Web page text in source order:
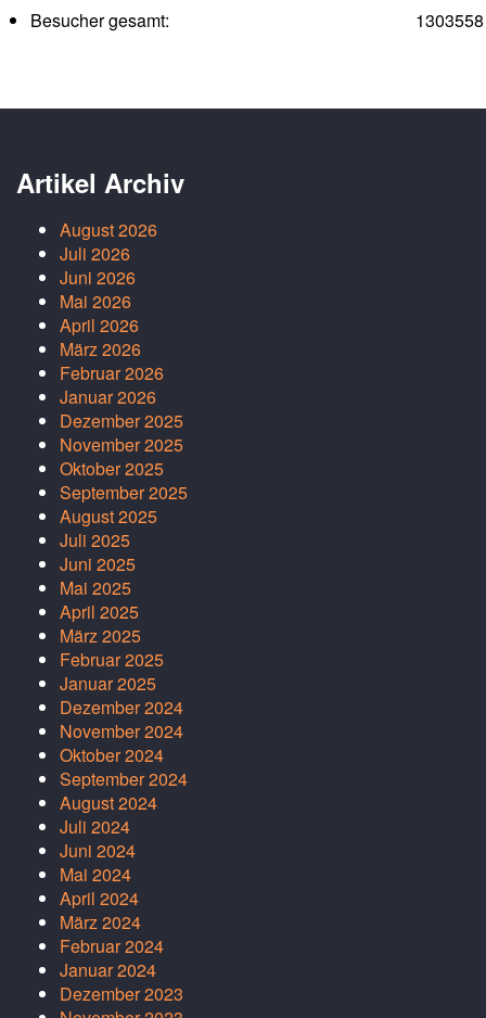
1303558
Besucher gesamt:
Artikel Archiv
August 2026
Juli 2026
Juni 2026
Mai 2026
April 2026
März 2026
Februar 2026
Januar 2026
Dezember 2025
November 2025
Oktober 2025
September 2025
August 2025
Juli 2025
Juni 2025
Mai 2025
April 2025
März 2025
Februar 2025
Januar 2025
Dezember 2024
November 2024
Oktober 2024
September 2024
August 2024
Juli 2024
Juni 2024
Mai 2024
April 2024
März 2024
Februar 2024
Januar 2024
Dezember 2023